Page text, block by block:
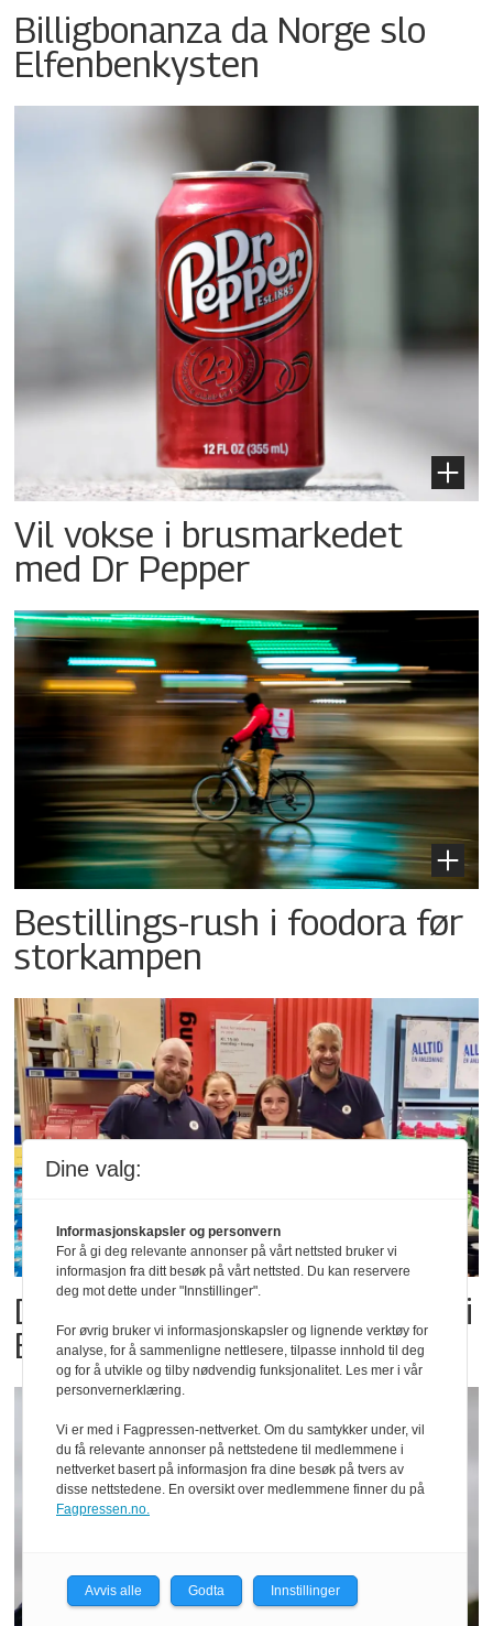
Billigbonanza da Norge slo
Elfenbenkysten
Vil vokse i brusmarkedet
med Dr Pepper
Bestillings-rush i foodora før
storkampen
Dette er landets beste Post i
Butikk
Dine valg:
Informasjonskapsler og personvern
For å gi deg relevante annonser på vårt nettsted bruker vi
informasjon fra ditt besøk på vårt nettsted. Du kan reservere
deg mot dette under "Innstillinger".
For øvrig bruker vi informasjonskapsler og lignende verktøy for
analyse, for å sammenligne nettlesere, tilpasse innhold til deg
og for å utvikle og tilby nødvendig funksjonalitet. Les mer i vår
personvernerklæring.
Vi er med i Fagpressen-nettverket. Om du samtykker under, vil
du få relevante annonser på nettstedene til medlemmene i
nettverket basert på informasjon fra dine besøk på tvers av
disse nettstedene. En oversikt over medlemmene finner du på
Fagpressen.no.
Avvis alle Godta Innstillinger